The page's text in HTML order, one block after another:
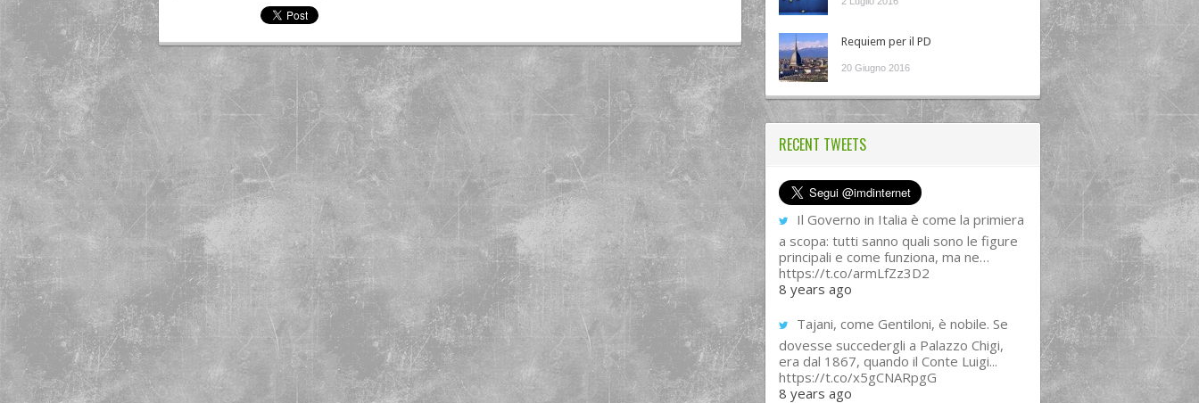
Requiem per il PD
20 Giugno 2016
RECENT TWEETS
Il Governo in Italia è come la primiera
a scopa: tutti sanno quali sono le figure
principali e come funziona, ma ne…
https://t.co/armLfZz3D2
8 years ago
Tajani, come Gentiloni, è nobile. Se
dovesse succedergli a Palazzo Chigi,
era dal 1867, quando il Conte Luigi...
https://t.co/x5gCNARpgG
8 years ago